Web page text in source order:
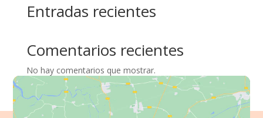
Entradas recientes
Comentarios recientes
No hay comentarios que mostrar.